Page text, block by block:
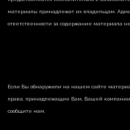
материалы принадлежат их владельцам.
ответственности за содержание материала
Если Вы обнаружили на нашем сайте
права, принадлежащие Вам, Вашей компании
сообщите нам.